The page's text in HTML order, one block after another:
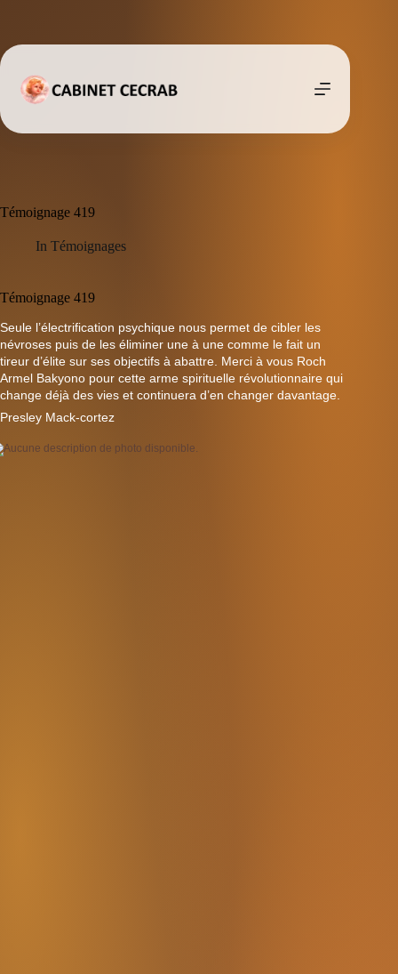
Témoignage 419
In Témoignages
Témoignage 419
Seule l’électrification psychique nous permet de cibler les
névroses puis de les éliminer une à une comme le fait un
tireur d’élite sur ses objectifs à abattre. Merci à vous Roch
Armel Bakyono pour cette arme spirituelle révolutionnaire qui
change déjà des vies et continuera d’en changer davantage.
Presley Mack-cortez